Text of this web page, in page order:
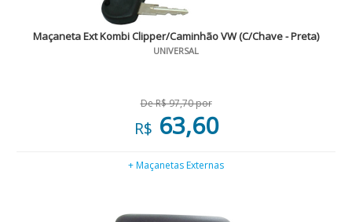
Maçaneta Ext Kombi Clipper/Caminhão VW (C/Chave - Preta)
UNIVERSAL
De R$ 97,70 por
R$ 63,60
+ Maçanetas Externas